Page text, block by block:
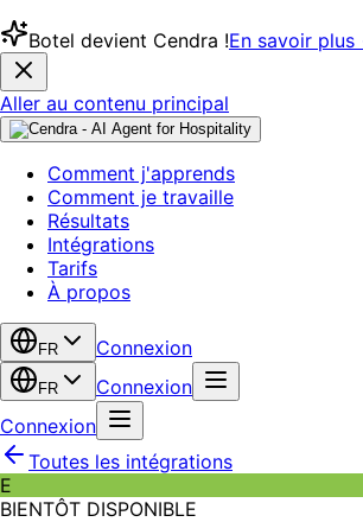
Botel devient Cendra !En savoir
Aller au contenu principal
Comment j'apprends
Comment je travaille
Résultats
Intégrations
Tarifs
À propos
FR Connexion
FR
Connexion
Connexion
Toutes les intégrations
E
BIENTÔT DISPONIBLE